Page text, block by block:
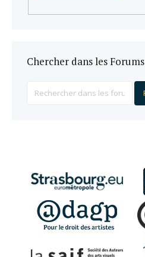
Chercher dans les Forums